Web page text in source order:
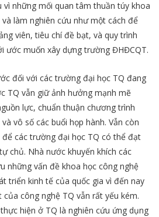
vì những mối quan tâm thuần túy khoa
làm nghiên cứu như một cách để
viên, tiêu chí đề bạt, và quy trình
ước muốn xây dựng trường ĐHĐCQT.
đối với các trường đại học TQ đang
TQ vẫn giữ ảnh hưởng mạnh mẽ
lực, chuẩn thuận chương trình
vô số các buổi họp hành. Vẫn còn
các trường đại học TQ có thể đạt
chủ. Nhà nước khuyến khích các
những vấn đề khoa học công nghệ
triển kinh tế của quốc gia vì đến nay
công nghệ TQ vẫn rất yếu kém.
hiện ở TQ là nghiên cứu ứng dụng